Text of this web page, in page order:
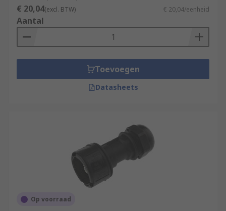
€ 20,04(excl. BTW) € 20,04/eenheid
Aantal
Toevoegen
Datasheets
Op voorraad